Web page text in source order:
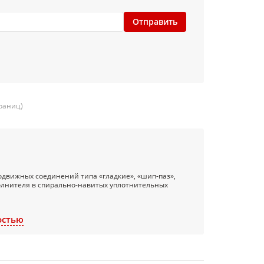
Отправить
соединений типа «гладкие», «шип-паз»,
в спирально-навитых уплотнительных
Главным образом, кислотостойкий паронит